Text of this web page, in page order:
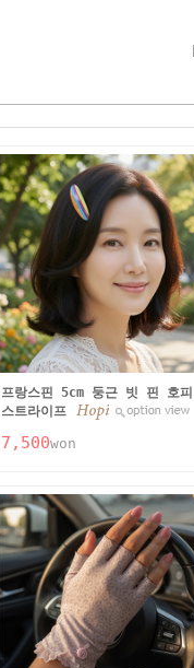
프랑스핀 5cm 둥근 빗 핀 호피
스트라이프
7,500won